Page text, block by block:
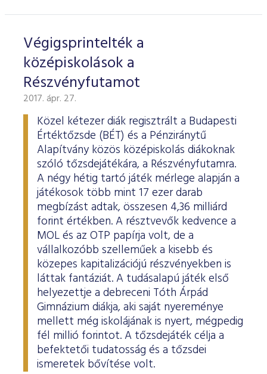
Végigsprintelték a
középiskolások a
Részvényfutamot
2017. ápr. 27.
Közel kétezer diák regisztrált a Budapesti
Értéktőzsde (BÉT) és a Pénziránytű
Alapítvány közös középiskolás diákoknak
szóló tőzsdejátékára, a Részvényfutamra.
A négy hétig tartó játék mérlege alapján a
játékosok több mint 17 ezer darab
megbízást adtak, összesen 4,36 milliárd
forint értékben. A résztvevők kedvence a
MOL és az OTP papírja volt, de a
vállalkozóbb szelleműek a kisebb és
közepes kapitalizációjú részvényekben is
láttak fantáziát. A tudásalapú játék első
helyezettje a debreceni Tóth Árpád
Gimnázium diákja, aki saját nyereménye
mellett még iskolájának is nyert, mégpedig
fél millió forintot. A tőzsdejáték célja a
befektetői tudatosság és a tőzsdei
ismeretek bővítése volt.